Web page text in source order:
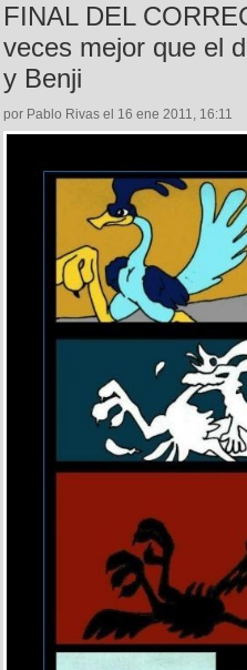
FINAL DEL
veces mejor que el
y Benji
por Pablo Rivas el 16 ene 2011, 16:11